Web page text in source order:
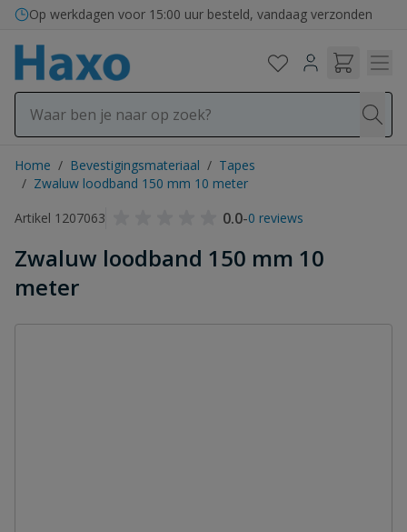
Ga naar de inhoud
Op werkdagen voor 15:00 uur besteld, vandaag verzonden
Home / Bevestigingsmateriaal / Tapes
/ Zwaluw loodband 150 mm 10 meter
Artikel 1207063
0.0-0 reviews
Zwaluw loodband 150 mm 10
meter